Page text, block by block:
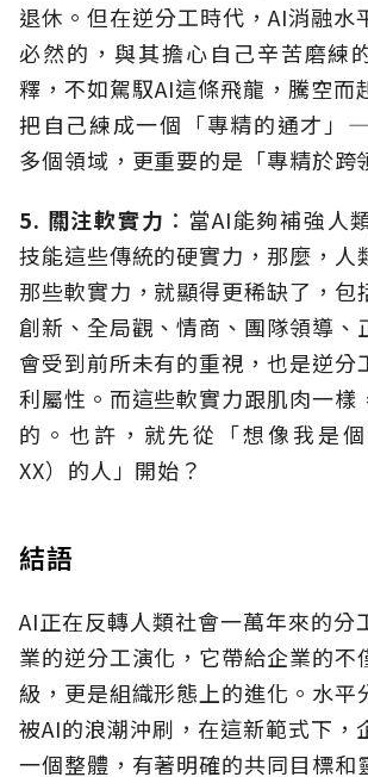
退休。但在逆分工時代，AI消融水
必然的，與其擔心自己辛苦磨練
釋，不如駕馭AI這條飛龍，騰空而
把自己練成一個「專精的通才」
多個領域，更重要的是「專精於跨
5. 關注軟實力 ：當AI能夠補強人
技能這些傳統的硬實力，那麼，人
那些軟實力，就顯得更稀缺了，包
創新、全局觀、情商、團隊領導、
會受到前所未有的重視，也是逆分
利屬性。而這些軟實力跟肌肉一樣
的。也許，就先從「想像我是
XX）的人」開始？
結語
AI正在反轉人類社會一萬年來的分
業的逆分工演化，它帶給企業的不
級，更是組織形態上的進化。水平
被AI的浪潮沖刷，在這新範式下，
一個整體，有著明確的共同目標和